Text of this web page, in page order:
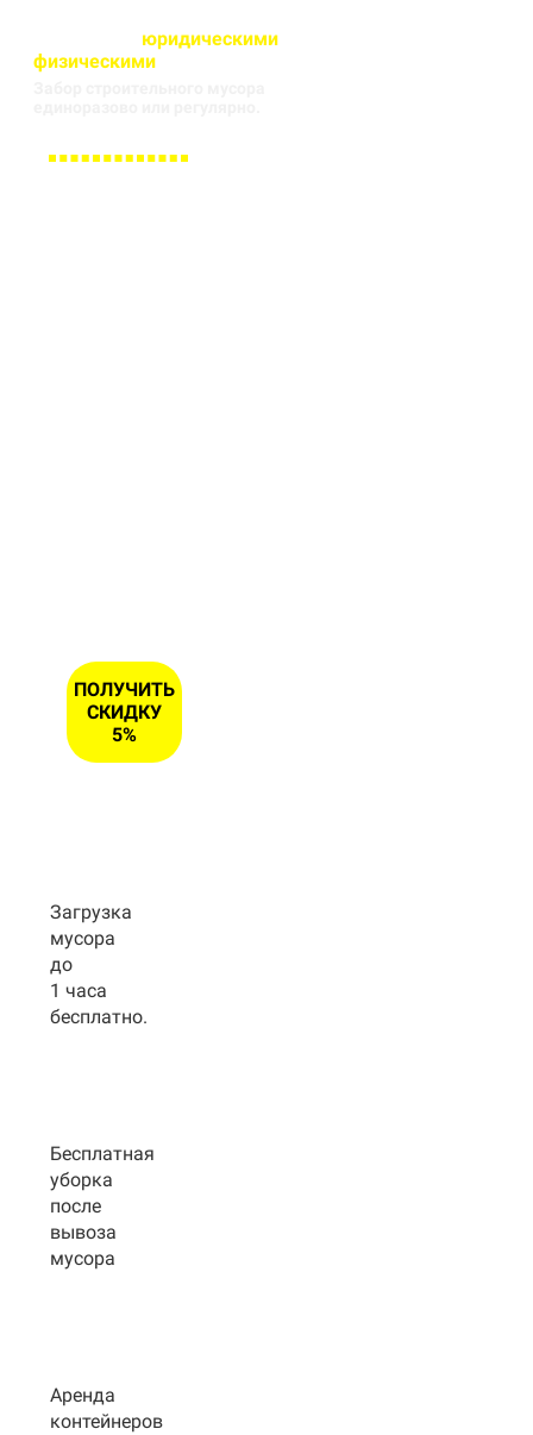
юридическими
физическими
ПОЛУЧИТЬ
СКИДКУ
5%
Загрузка
мусора
до
1 часа
бесплатно.
Бесплатная
уборка
после
вывоза
мусора
Аренда
контейнеров